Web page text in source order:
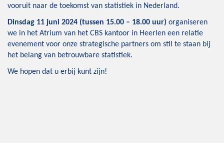
vooruit naar de toekomst van statistiek in Nederland.
Dinsdag 11 juni 2024 (tussen 15.00 – 18.00 uur) organiseren
we in het Atrium van het CBS kantoor in Heerlen een relatie
evenement voor onze strategische partners om stil te staan bij
het belang van betrouwbare statistiek.
We hopen dat u erbij kunt zijn!